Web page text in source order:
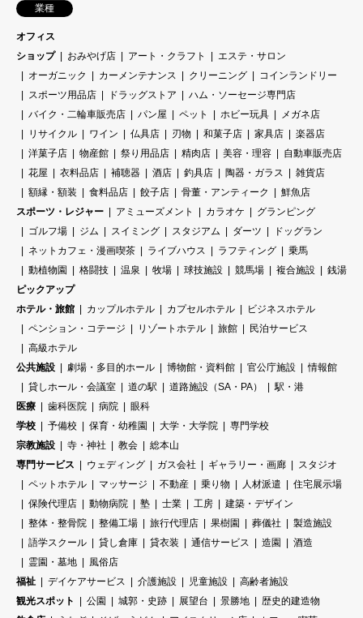
業種
オフィス
ショップ
おみやげ店 アート・クラフト
エステ・サロン
オーガニック
カーメンテナンス クリーニング
コインランドリー
スポーツ用品店
ドラッグストア
ハム・ソーセージ専門店
バイク・二輪車販売店
パン屋 ペット ホビー玩具
メガネ店
リサイクル
ワイン 仏具店 刃物 和菓子店 家具店
楽器店
洋菓子店
物産館 祭り用品店 精肉店 美容・理容
自動車販売店
花屋
衣料品店 補聴器 酒店 釣具店 陶器・ガラス
雑貨店
額縁・額装
食料品店 餃子店 骨董・アンティーク
鮮魚店
スポーツ・レジャー
アミューズメント カラオケ
グランピング
ゴルフ場
ジム スイミング スタジアム ダーツ
ドッグラン
ネットカフェ・漫画喫茶
ライブハウス ラフティング
乗馬
動植物園
格闘技 温泉 牧場 球技施設 競馬場 複合施設
銭湯
ピックアップ
ホテル・旅館
カップルホテル カプセルホテル
ビジネスホテル
ペンション・コテージ
リゾートホテル 旅館
民泊サービス
高級ホテル
公共施設
劇場・多目的ホール 博物館・資料館 官公庁施設
情報館
貸しホール・会議室
道の駅 道路施設（SA・PA）
駅・港
医療
歯科医院 病院
眼科
学校
予備校 保育・幼稚園 大学・大学院
専門学校
宗教施設
寺・神社 教会
総本山
専門サービス
ウェディング ガス会社 ギャラリー・画廊
スタジオ
ペットホテル
マッサージ 不動産 乗り物 人材派遣
住宅展示場
保険代理店
動物病院 塾 士業 工房
建築・デザイン
整体・整骨院
整備工場 旅行代理店 果樹園 葬儀社
製造施設
語学スクール
貸し倉庫 貸衣装 通信サービス 造園
酒造
霊園・墓地
風俗店
福祉
デイケアサービス 介護施設 児童施設
高齢者施設
観光スポット
公園 城郭・史跡 展望台 景勝地
歴史的建造物